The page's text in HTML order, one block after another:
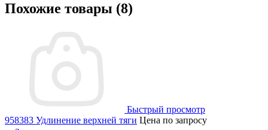
Похожие товары (8)
Быстрый просмотр
958383 Удлинение верхней тяги Цена по запросу